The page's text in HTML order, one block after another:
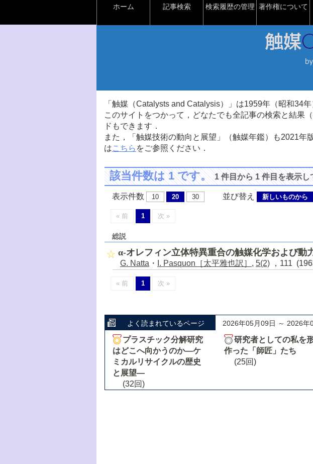
ホーム 記事検索 検索履歴の管理 著作権について
「触媒（Catalysts and Catalysis）」は1959年（昭和34
このサイトをつかって，どなたでも全記事の検索と結果
ドもできます．
また，「触媒技術の動向と展望」（触媒年鑑）も2021年
はこちら をご参照ください．
該当件数は 1 です。1 件目から 1 件目を表示し
表示件数 10 20 30 並び替え 新しいものから
« 前 1 次 »
総説
α-オレフィン立体特異重合の触媒化学および動
G. Natta ・ I. Pasquon［太平雅也訳］ , 5(2) ，111
« 前 1 次 »
よく読まれているページ 2026年05月09日 ～ 2026年
プラスチック分解研究
はどこへ向かうのか―ケ
ミカルリサイクルの歴史
と展望―
(32回)
研究者としての私を
作った「師匠」たち
(25回)